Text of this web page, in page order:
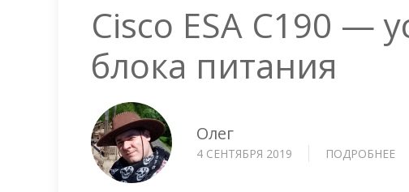
Cisco ESA C190 —
блока питания
Олег
4 СЕНТЯБРЯ 2019 ПОДРОБНЕЕ